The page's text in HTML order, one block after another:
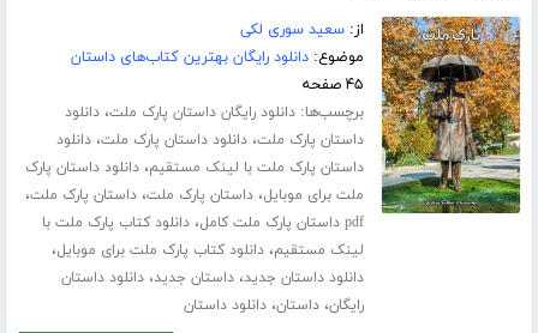
از:سعید سوری لکی
موضوع:دانلود رایگان بهترین کتاب‌های داستان
۴۵ صفحه
برچسب‌ها:دانلود رایگان داستان پارک ملت،دانلود
داستان پارک ملت،دانلود داستان پارک ملت،دانلود
داستان پارک ملت با لینک مستقیم،دانلود داستان پارک
ملت برای موبایل،داستان پارک ملت،داستان پارک ملت،
pdf داستان پارک ملت کامل ،دانلود کتاب پارک ملت با
لینک مستقیم،دانلود کتاب پارک ملت برای موبایل،
دانلود داستان جدید،داستان جدید،دانلود داستان
رایگان،داستان،دانلود داستان